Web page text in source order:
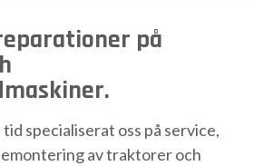
på
specialiserat oss på service,
av traktorer och